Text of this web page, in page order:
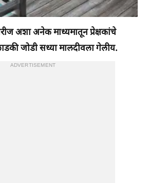
अशा अनेक माध्यमातून प्रेक्षकांचे
जोडी सध्या मालदीवला गेलीय.
ADVERTISEMENT